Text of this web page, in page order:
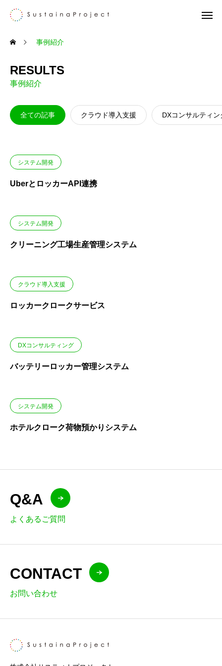
事例紹介
RESULTS
事例紹介
全ての記事 クラウド導入支援 DXコンサルティン
システム開発
UberとロッカーAPI連携
システム開発
クリーニング工場生産管理システム
クラウド導入支援
ロッカークロークサービス
DXコンサルティング
バッテリーロッカー管理システム
システム開発
ホテルクローク荷物預かりシステム
Q&A
よくあるご質問
CONTACT
お問い合わせ